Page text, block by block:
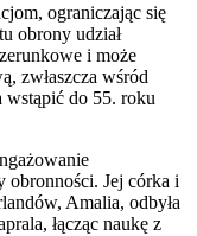
ograniczając się
obrony udział
i może
zwłaszcza wśród
wstąpić do 55. roku
Jej córka i
Amalia, odbyła
łącząc naukę z